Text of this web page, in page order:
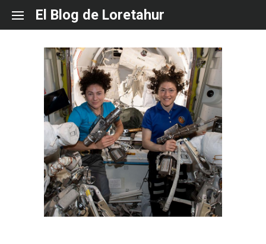
content
El Blog de Loretahur